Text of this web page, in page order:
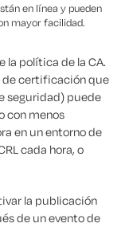
en línea y pueden
mayor facilidad.
la política de la CA.
de certificación que
seguridad) puede
con menos
en un entorno de
cada hora, o
la publicación
de un evento de